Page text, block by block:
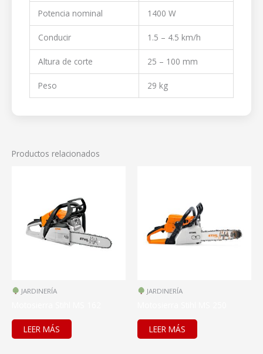
Potencia nominal 1400 W
Conducir 1.5 – 4.5 km/h
Altura de corte 25 – 100 mm
Peso 29 kg
Productos relacionados
JARDINERÍA
LEER MÁS
JARDINERÍA
LEER MÁS